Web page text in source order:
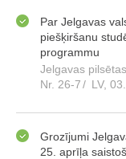
Par Jelgavas
piešķiršanu
programmu
Jelgavas
Nr. 26-7/ LV,
Grozījumi
25. aprīļa